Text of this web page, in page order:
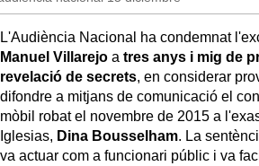
L'Audiència Nacional ha condemnat
Manuel Villarejo a tres anys i mig de
revelació de secrets, en considerar
difondre a mitjans de comunicació el
mòbil robat el novembre de 2015 a
Iglesias, Dina Bousselham. La
va actuar com a funcionari públic i va